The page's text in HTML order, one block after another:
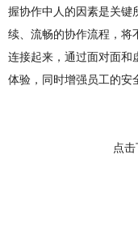
握协作中人的因素是关键
续、流畅的协作流程，将
连接起来，通过面对面和
体验，同时增强员工的安
点